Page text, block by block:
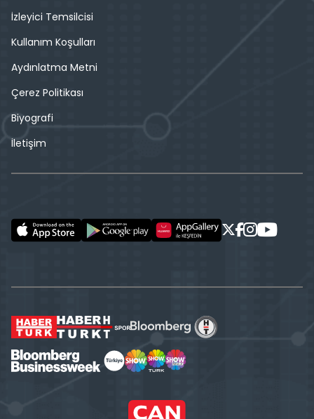
İzleyici Temsilcisi
Kullanım Koşulları
Aydınlatma Metni
Çerez Politikası
Biyografi
İletişim